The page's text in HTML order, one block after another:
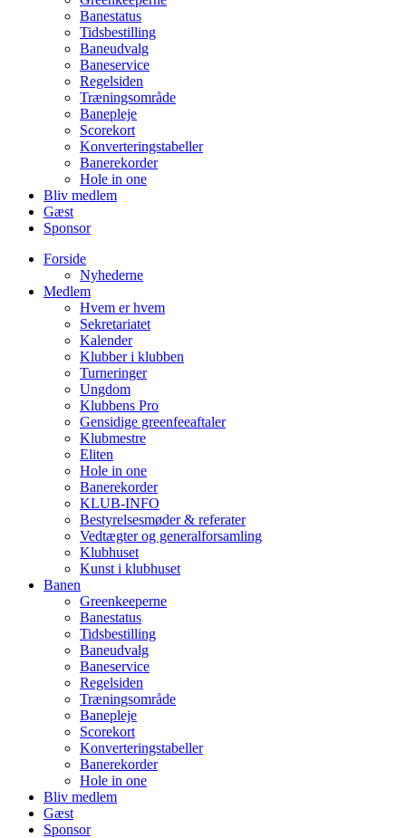
Banestatus
Tidsbestilling
Baneudvalg
Baneservice
Regelsiden
Træningsområde
Banepleje
Scorekort
Konverteringstabeller
Banerekorder
Hole in one
Bliv medlem
Gæst
Sponsor
Forside
Nyhederne
Medlem
Hvem er hvem
Sekretariatet
Kalender
Klubber i klubben
Turneringer
Ungdom
Klubbens Pro
Gensidige greenfeeaftaler
Klubmestre
Eliten
Hole in one
Banerekorder
KLUB-INFO
Bestyrelsesmøder & referater
Vedtægter og generalforsamling
Klubhuset
Kunst i klubhuset
Banen
Greenkeeperne
Banestatus
Tidsbestilling
Baneudvalg
Baneservice
Regelsiden
Træningsområde
Banepleje
Scorekort
Konverteringstabeller
Banerekorder
Hole in one
Bliv medlem
Gæst
Sponsor